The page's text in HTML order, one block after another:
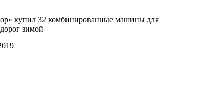
купил 32 комбинированные машины для
зимой